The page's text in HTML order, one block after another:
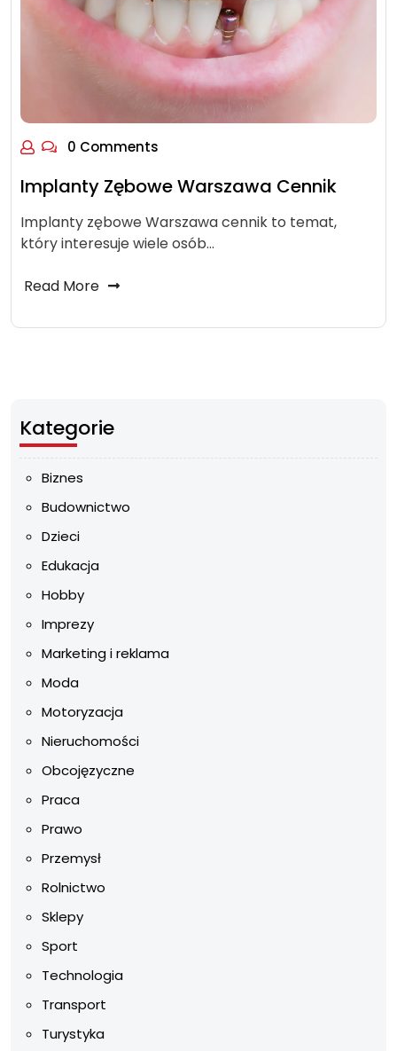
0 Comments
Implanty Zębowe Warszawa Cennik
Implanty zębowe Warszawa cennik to temat,
który interesuje wiele osób…
Read More
Kategorie
Biznes
Budownictwo
Dzieci
Edukacja
Hobby
Imprezy
Marketing i reklama
Moda
Motoryzacja
Nieruchomości
Obcojęzyczne
Praca
Prawo
Przemysł
Rolnictwo
Sklepy
Sport
Technologia
Transport
Turystyka